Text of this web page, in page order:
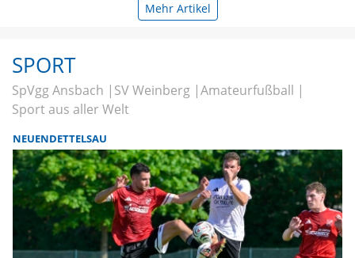
Mehr Artikel
SPORT
SpVgg Ansbach SV Weinberg Amateurfußball
Sport aus aller Welt
NEUENDETTELSAU